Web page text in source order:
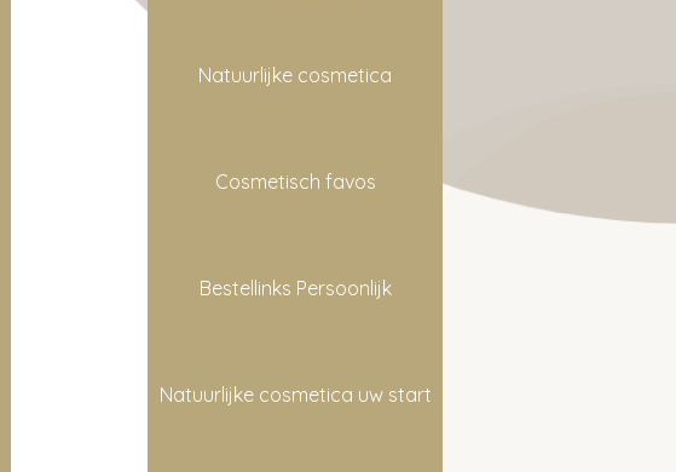
Natuurlijke cosmetica
Cosmetisch favos
Bestellinks Persoonlijk
Natuurlijke cosmetica uw start